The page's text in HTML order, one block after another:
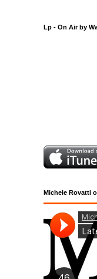
Lp - On Air by
Michele Rovatti